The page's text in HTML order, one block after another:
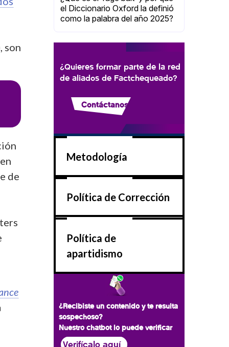
son
de
el Diccionario Oxford la definió
como la palabra del año 2025?
¿Quieres formar parte de la red
de aliados de Factchequeado?
Contáctanos
Metodología
Política de Corrección
Política de
apartidismo
¿Recibiste un contenido y te resulta
sospechoso?
Nuestro chatbot lo puede verificar
Verifícalo aquí